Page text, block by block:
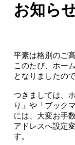
お知ら
平素は格別のご
このたび、ホー
となりましたの
つきましては、
り」や「ブック
には、大変お手
アドレスへ設定
す。